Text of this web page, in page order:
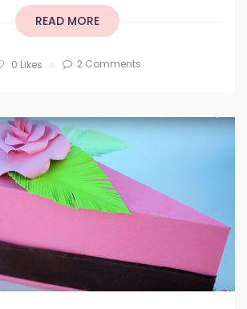
READ MORE
0 Likes 2 Comments